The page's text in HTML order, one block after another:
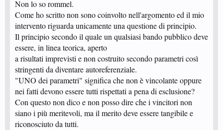
Non lo so rommel.
Come ho scritto non sono coinvolto nell'argomento ed il mio
intervento riguarda unicamente una questione di principio.
Il principio secondo il quale un qualsiasi bando pubblico deve
essere, in linea teorica, aperto
a risultati imprevisti e non costruito secondo parametri così
stringenti da diventare autoreferenziale.
"UNO dei parametri" significa che non è vincolante oppure
nei fatti devono essere tutti rispettati a pena di esclusione?
Con questo non dico e non posso dire che i vincitori non
siano i più meritevoli, ma il merito deve essere tangibile e
riconosciuto da tutti.